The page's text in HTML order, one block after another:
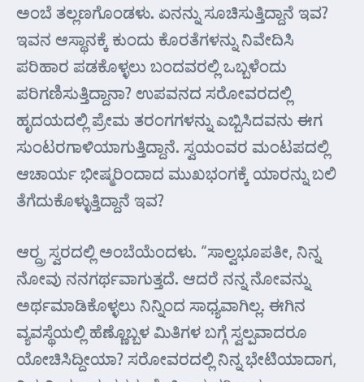
ಅಂಬೆ ತಲ್ಲಣಗೊಂಡಳು. ಏನನ್ನು ಸೂಚಿಸುತ್ತಿದ್ದಾನೆ ಇವ?
ಇವನ ಆಸ್ಥಾನಕ್ಕೆ ಕುಂದು ಕೊರತೆಗಳನ್ನು ನಿವೇದಿಸಿ
ಪರಿಹಾರ ಪಡಕೊಳ್ಳಲು ಬಂದವರಲ್ಲಿ ಒಬ್ಬಳೆಂದು
ಪರಿಗಣಿಸುತ್ತಿದ್ದಾನಾ? ಉಪವನದ ಸರೋವರದಲ್ಲಿ
ಹೃದಯದಲ್ಲಿ ಪ್ರೇಮ ತರಂಗಗಳನ್ನು ಎಬ್ಬಿಸಿದವನು ಈಗ
ಸುಂಟರಗಾಳಿಯಾಗುತ್ತಿದ್ದಾನೆ. ಸ್ವಯಂವರ ಮಂಟಪದಲ್ಲಿ
ಆಚಾರ್ಯ ಭೀಷ್ಮರಿಂದಾದ ಮುಖಭಂಗಕ್ಕೆ ಯಾರನ್ನು ಬಲಿ
ತೆಗೆದುಕೊಳ್ಳುತ್ತಿದ್ದಾನೆ ಇವ?
ಆರ್‍ದ್ರ ಸ್ವರದಲ್ಲಿ ಅಂಬೆಯೆಂದಳು. “ಸಾಲ್ವಭೂಪತೀ, ನಿನ್ನ
ನೋವು ನನಗರ್ಥವಾಗುತ್ತದೆ. ಆದರೆ ನನ್ನ ನೋವನ್ನು
ಅರ್ಥಮಾಡಿಕೊಳ್ಳಲು ನಿನ್ನಿಂದ ಸಾಧ್ಯವಾಗಿಲ್ಲ. ಈಗಿನ
ವ್ಯವಸ್ಥೆಯಲ್ಲಿ ಹೆಣ್ಣೊಬ್ಬಳ ಮಿತಿಗಳ ಬಗ್ಗೆ ಸ್ವಲ್ಪವಾದರೂ
ಯೋಚಿಸಿದ್ದೀಯಾ? ಸರೋವರದಲ್ಲಿ ನಿನ್ನ ಭೇಟಿಯಾದಾಗ,